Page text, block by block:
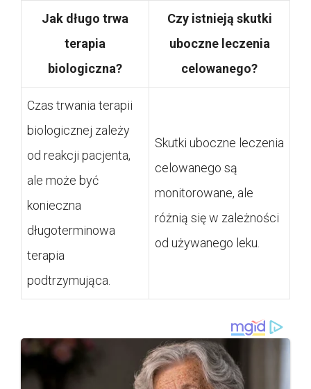
Jak długo trwa
terapia
biologiczna?
Czy istnieją skutki
uboczne leczenia
celowanego?
Czas trwania terapii
biologicznej zależy
od reakcji pacjenta,
ale może być
konieczna
długoterminowa
terapia
podtrzymująca.
Skutki uboczne leczenia
celowanego są
monitorowane, ale
różnią się w zależności
od używanego leku.